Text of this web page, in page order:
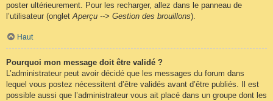
poster ultérieurement. Pour les recharger, allez dans le panneau de
l’utilisateur (ongletAperçu --> Gestion des brouillons).
Haut
Pourquoi mon message doit être validé ?
L’administrateur peut avoir décidé que les messages du forum dans
lequel vous postez nécessitent d’être validés avant d’être publiés. Il est
possible aussi que l’administrateur vous ait placé dans un groupe dont les